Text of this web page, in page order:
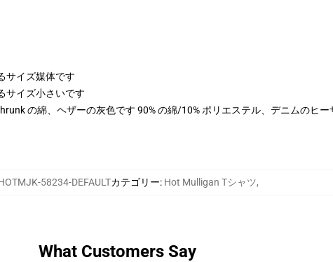
サイズ媒体です
サイズ小さいです
の綿、ヘザーの灰色です 90% の綿/10% ポリエステル、デニムのヒー
58234-DEFAULTカテゴリー: Hot Mulligan Tシャツ,
What Customers Say